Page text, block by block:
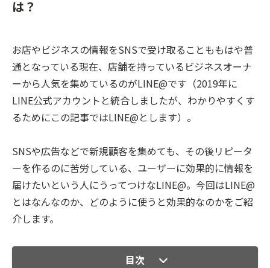
は？
お店やビジネスの情報をSNSで受け取ることももはや普
通となっている現在、店舗を持っているビジネスオーナ
ーから人気を集めているのがLINE@です（2019年に
LINE公式アカウントと統合しましたが、わかりやすくす
るためにこの記事ではLINE@とします）。
SNSや広告などで新規顧客を集めても、その後リピータ
ーを作るのに苦労している、ユーザーに効果的に情報を
届けたいという人にうってつけなLINE@。今回はLINE@
とはなんなのか、どのように使うと効果的なのかをご紹
介します。
目次